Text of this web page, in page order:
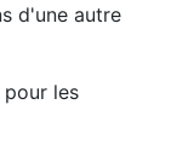
d'une autre
les